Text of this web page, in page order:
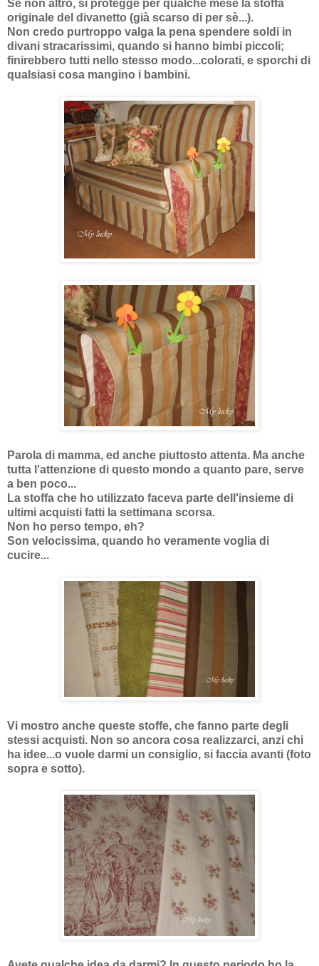
Se non altro, si protegge per qualche mese la stoffa
originale del divanetto (già scarso di per sè...).
Non credo purtroppo valga la pena spendere soldi in
divani stracarissimi, quando si hanno bimbi piccoli;
finirebbero tutti nello stesso modo...colorati, e sporchi di
qualsiasi cosa mangino i bambini.
Parola di mamma, ed anche piuttosto attenta. Ma anche
tutta l'attenzione di questo mondo a quanto pare, serve
a ben poco...
La stoffa che ho utilizzato faceva parte dell'insieme di
ultimi acquisti fatti la settimana scorsa.
Non ho perso tempo, eh?
Son velocissima, quando ho veramente voglia di
cucire...
Vi mostro anche queste stoffe, che fanno parte degli
stessi acquisti. Non so ancora cosa realizzarci, anzi chi
ha idee...o vuole darmi un consiglio, si faccia avanti (foto
sopra e sotto).